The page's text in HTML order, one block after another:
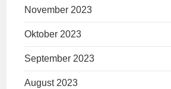
November 2023
Oktober 2023
September 2023
August 2023